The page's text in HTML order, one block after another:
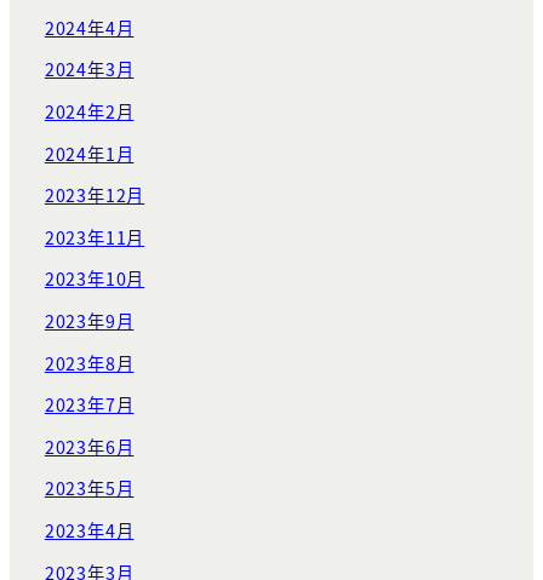
2024年4月
2024年3月
2024年2月
2024年1月
2023年12月
2023年11月
2023年10月
2023年9月
2023年8月
2023年7月
2023年6月
2023年5月
2023年4月
2023年3月